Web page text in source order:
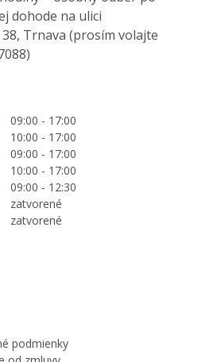
dohode na ulici
Trnava (prosím volajte
)
09:00 - 17:00
10:00 - 17:00
09:00 - 17:00
10:00 - 17:00
09:00 - 12:30
zatvorené
zatvorené
podmienky